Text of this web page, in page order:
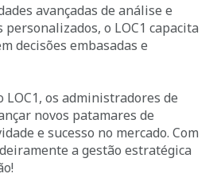
avançadas de análise e
o LOC1 capacita
decisões embasadas e
LOC1, os administradores de
novos patamares de
e sucesso no mercado. Com
a gestão estratégica